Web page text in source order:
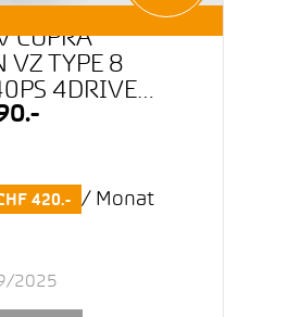
CUPRA
VZ TYPE 8
4DRIVE
420.- / Monat
2025